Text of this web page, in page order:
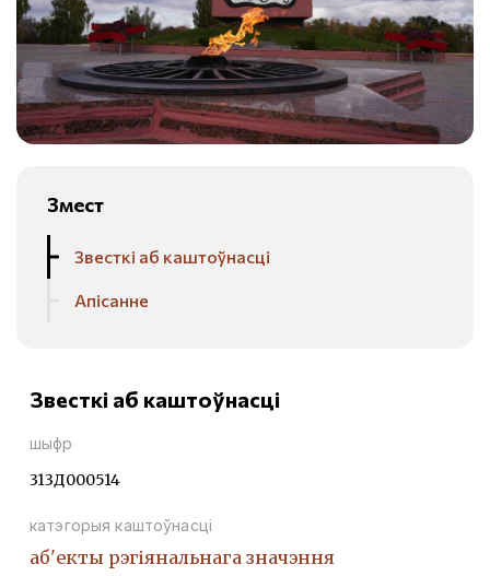
Змест
Звесткі аб каштоўнасці
Апісанне
Звесткі аб каштоўнасці
шыфр
313Д000514
катэгорыя каштоўнасці
аб'екты рэгіянальнага значэння